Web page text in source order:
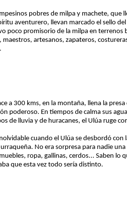
pobres de milpa y machete,
aventurero, llevan marcado el sello
poco promisorio de la milpa en terrenos
artesanos, zapateros,
a 300 kms, en la montaña, llena la
poderoso. En tiempos de calma sus
de lluvia y de huracanes, el Ulúa ruge
cuando el Ulúa se desbordó
No era sorpresa para nadie
ropa, gallinas, cerdos... Saben lo
que esta vez todo sería distinto.